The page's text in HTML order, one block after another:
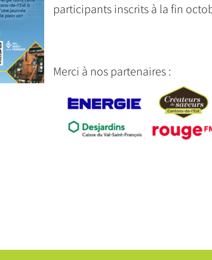
participants inscrits à la fin
Merci à nos partenaires :